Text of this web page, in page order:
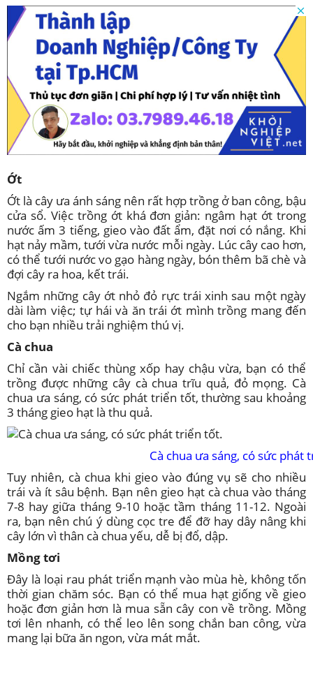
Ớt
Ớt là cây ưa ánh sáng nên rất hợp trồng ở ban công, bậu
cửa sổ. Việc trồng ớt khá đơn giản: ngâm hạt ớt trong
nước ấm 3 tiếng, gieo vào đất ẩm, đặt nơi có nắng. Khi
hạt nảy mầm, tưới vừa nước mỗi ngày. Lúc cây cao hơn,
có thể tưới nước vo gạo hàng ngày, bón thêm bã chè và
đợi cây ra hoa, kết trái.
Ngắm những cây ớt nhỏ đỏ rực trái xinh sau một ngày
dài làm việc; tự hái và ăn trái ớt mình trồng mang đến
cho bạn nhiều trải nghiệm thú vị.
Cà chua
Chỉ cần vài chiếc thùng xốp hay chậu vừa, bạn có thể
trồng được những cây cà chua trĩu quả, đỏ mọng. Cà
chua ưa sáng, có sức phát triển tốt, thường sau khoảng
3 tháng gieo hạt là thu quả.
Cà chua ưa sáng, có sức phát
Tuy nhiên, cà chua khi gieo vào đúng vụ sẽ cho nhiều
trái và ít sâu bệnh. Bạn nên gieo hạt cà chua vào tháng
7-8 hay giữa tháng 9-10 hoặc tầm tháng 11-12. Ngoài
ra, bạn nên chú ý dùng cọc tre để đỡ hay dây nâng khi
cây lớn vì thân cà chua yếu, dễ bị đổ, dập.
Mồng tơi
Đây là loại rau phát triển mạnh vào mùa hè, không tốn
thời gian chăm sóc. Bạn có thể mua hạt giống về gieo
hoặc đơn giản hơn là mua sẵn cây con về trồng. Mồng
tơi lên nhanh, có thể leo lên song chắn ban công, vừa
mang lại bữa ăn ngon, vừa mát mắt.